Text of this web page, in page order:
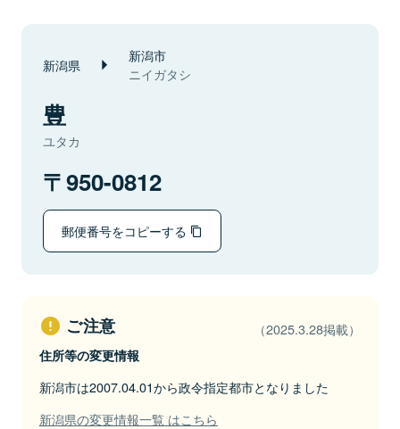
新潟県 新潟市
ニイガタシ
豊
ユタカ
950-0812
郵便番号をコピーする
ご注意 （2025.3.28掲載）
住所等の変更情報
新潟市は2007.04.01から政令指定都市となりました
新潟県の変更情報一覧 はこちら